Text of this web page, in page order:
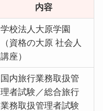
内容
学校法人大原学園
（資格の大原 社会人
講座）
国内旅行業務取扱管
理者試験／総合旅行
業務取扱管理者試験